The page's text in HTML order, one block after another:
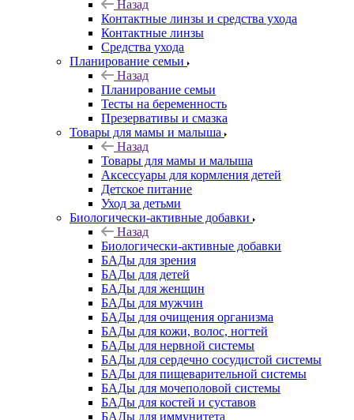
Назад
Контактные линзы и средства ухода
Контактные линзы
Средства ухода
Планирование семьи
Назад
Планирование семьи
Тесты на беременность
Презервативы и смазка
Товары для мамы и малыша
Назад
Товары для мамы и малыша
Аксессуары для кормления детей
Детское питание
Уход за детьми
Биологически-активные добавки
Назад
Биологически-активные добавки
БАДы для зрения
БАДы для детей
БАДы для женщин
БАДы для мужчин
БАДы для очищения организма
БАДы для кожи, волос, ногтей
БАДы для нервной системы
БАДы для сердечно сосудистой системы
БАДы для пищеварительной системы
БАДы для мочеполовой системы
БАДы для костей и суставов
БАДы для иммунитета